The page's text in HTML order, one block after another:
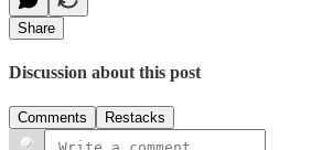
Share
Discussion about this post
Comments Restacks